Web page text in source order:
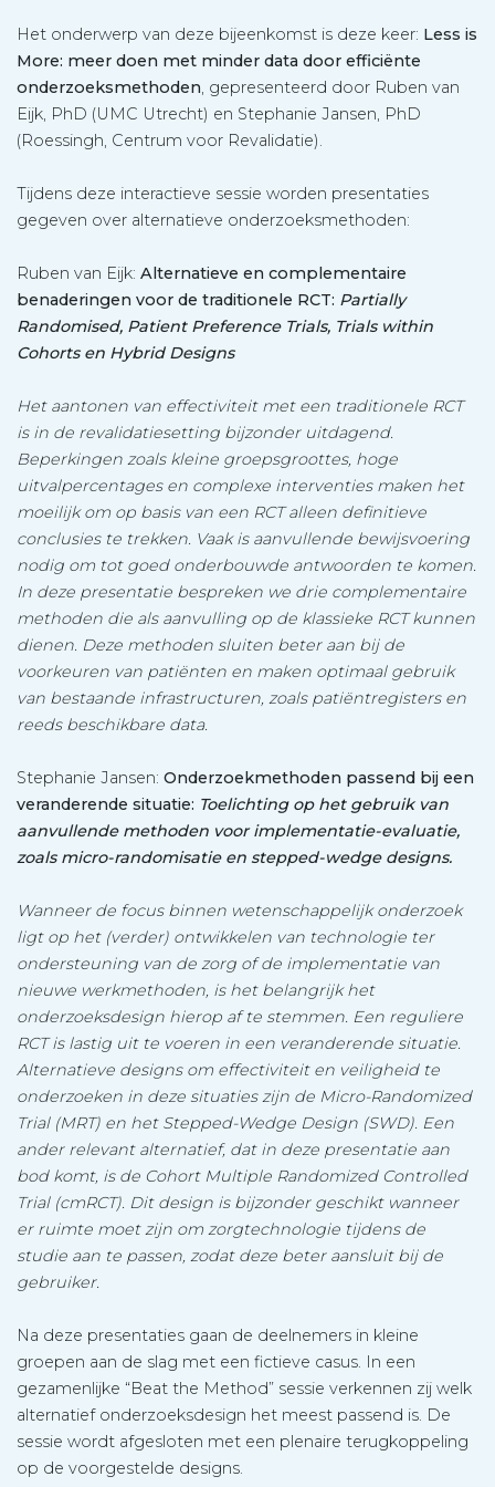
Het onderwerp van deze bijeenkomst is deze keer: Less is
More: meer doen met minder data door efficiënte
onderzoeksmethoden, gepresenteerd door Ruben van
Eijk, PhD (UMC Utrecht) en Stephanie Jansen, PhD
(Roessingh, Centrum voor Revalidatie).
Tijdens deze interactieve sessie worden presentaties
gegeven over alternatieve onderzoeksmethoden:
Ruben van Eijk: Alternatieve en complementaire
benaderingen voor de traditionele RCT: Partially
Randomised, Patient Preference Trials, Trials within
Cohorts en Hybrid Designs
Het aantonen van effectiviteit met een traditionele RCT
is in de revalidatiesetting bijzonder uitdagend.
Beperkingen zoals kleine groepsgroottes, hoge
uitvalpercentages en complexe interventies maken het
moeilijk om op basis van een RCT alleen definitieve
conclusies te trekken. Vaak is aanvullende bewijsvoering
nodig om tot goed onderbouwde antwoorden te komen.
In deze presentatie bespreken we drie complementaire
methoden die als aanvulling op de klassieke RCT kunnen
dienen. Deze methoden sluiten beter aan bij de
voorkeuren van patiënten en maken optimaal gebruik
van bestaande infrastructuren, zoals patiëntregisters en
reeds beschikbare data.
Stephanie Jansen: Onderzoekmethoden passend bij een
veranderende situatie: Toelichting op het gebruik van
aanvullende methoden voor implementatie-evaluatie,
zoals micro-randomisatie en stepped-wedge designs.
Wanneer de focus binnen wetenschappelijk onderzoek
ligt op het (verder) ontwikkelen van technologie ter
ondersteuning van de zorg of de implementatie van
nieuwe werkmethoden, is het belangrijk het
onderzoeksdesign hierop af te stemmen. Een reguliere
RCT is lastig uit te voeren in een veranderende situatie.
Alternatieve designs om effectiviteit en veiligheid te
onderzoeken in deze situaties zijn de Micro-Randomized
Trial (MRT) en het Stepped-Wedge Design (SWD). Een
ander relevant alternatief, dat in deze presentatie aan
bod komt, is de Cohort Multiple Randomized Controlled
Trial (cmRCT). Dit design is bijzonder geschikt wanneer
er ruimte moet zijn om zorgtechnologie tijdens de
studie aan te passen, zodat deze beter aansluit bij de
gebruiker.
Na deze presentaties gaan de deelnemers in kleine
groepen aan de slag met een fictieve casus. In een
gezamenlijke “Beat the Method” sessie verkennen zij welk
alternatief onderzoeksdesign het meest passend is. De
sessie wordt afgesloten met een plenaire terugkoppeling
op de voorgestelde designs.